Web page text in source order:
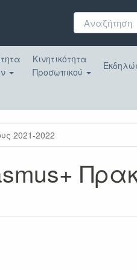
Αναζήτηση
Κινητικότητα
Προσωπικού
2021-2022